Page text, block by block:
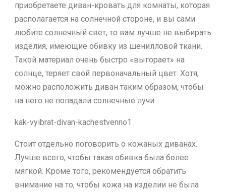
приобретаете диван-кровать для комнаты, которая
располагается на солнечной стороне, и вы сами
любите солнечный свет, то вам лучше не выбирать
изделия, имеющие обивку из шенилловой ткани.
Такой материал очень быстро «выгорает» на
солнце, теряет свой первоначальный цвет. Хотя,
можно расположить диван таким образом, чтобы
на него не попадали солнечные лучи.
kak-vyibrat-divan-kachestvenno1
Стоит отдельно поговорить о кожаных диванах.
Лучше всего, чтобы такая обивка была более
мягкой. Кроме того, рекомендуется обратить
внимание на то, чтобы кожа на изделии не была